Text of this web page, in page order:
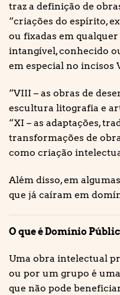
traz a definição de
“criações do espírito,
ou fixadas em
intangível, conhecido
em especial no incisos
“VIII – as obras de
escultura litografia e
“XI – as adaptações,
transformações de
como criação
Além disso, em
que já caíram em
O que é Domínio
Uma obra intelectual
ou por um grupo é
que não pode